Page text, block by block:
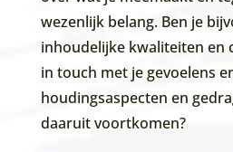
wezenlijk belang. Ben je
inhoudelijke kwaliteiten en
in touch met je gevoelens
houdingsaspecten en
daaruit voortkomen?